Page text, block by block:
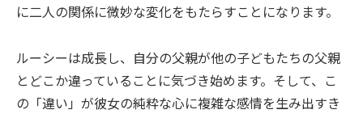
に二人の関係に微妙な変化をもたらすことになります。
ルーシーは成長し、自分の父親が他の子どもたちの父親
とどこか違っていることに気づき始めます。そして、こ
の「違い」が彼女の純粋な心に複雑な感情を生み出すき